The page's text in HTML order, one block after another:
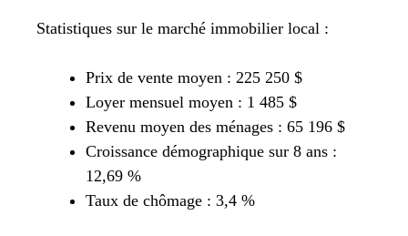
Statistiques sur le marché immobilier local :
Prix de vente moyen : 225 250 $
Loyer mensuel moyen : 1 485 $
Revenu moyen des ménages : 65 196 $
Croissance démographique sur 8 ans :
12,69 %
Taux de chômage : 3,4 %